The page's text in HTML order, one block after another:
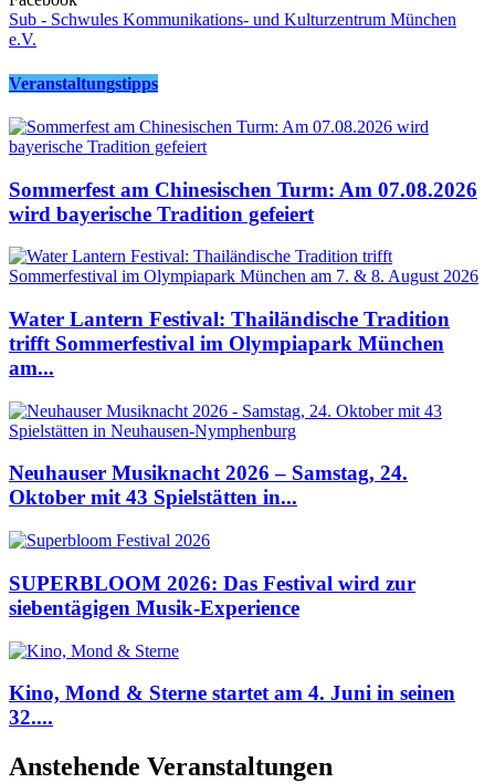
Sub - Schwules Kommunikations- und Kulturzentrum München
e.V.
Veranstaltungstipps
Sommerfest am Chinesischen Turm: Am 07.08.2026
wird bayerische Tradition gefeiert
Water Lantern Festival: Thailändische Tradition
trifft Sommerfestival im Olympiapark München
am...
Neuhauser Musiknacht 2026 – Samstag, 24.
Oktober mit 43 Spielstätten in...
SUPERBLOOM 2026: Das Festival wird zur
siebentägigen Musik-Experience
Kino, Mond & Sterne startet am 4. Juni in seinen
32....
Anstehende Veranstaltungen